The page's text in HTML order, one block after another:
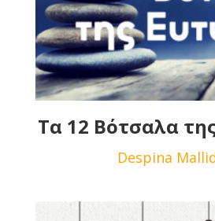
Τα 12 Βότσαλα
Despina